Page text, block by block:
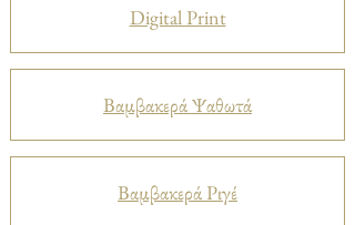
Digital Print
Βαμβακερά Ψαθωτά
Βαμβακερά Ριγέ